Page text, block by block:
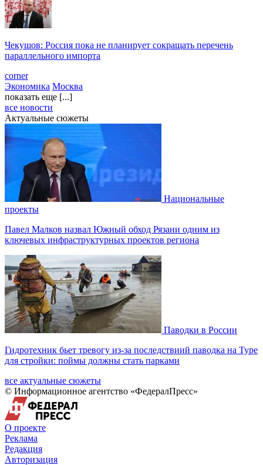
Чекушов: Россия пока не планирует сокращать перечень
параллельного импорта
corner
Экономика Москва
показать еще [...]
все новости
Актуальные сюжеты
Национальные
проекты
Павел Малков назвал Южный обход Рязани одним из
ключевых инфраструктурных проектов региона
Паводки в России
Гидротехник бьет тревогу из-за последствиий паводка на Туре
для стройки: поймы должны стать парками
все актуальные сюжеты
© Информационное агентство «ФедералПресс»
О проекте
Реклама
Редакция
Авторизация